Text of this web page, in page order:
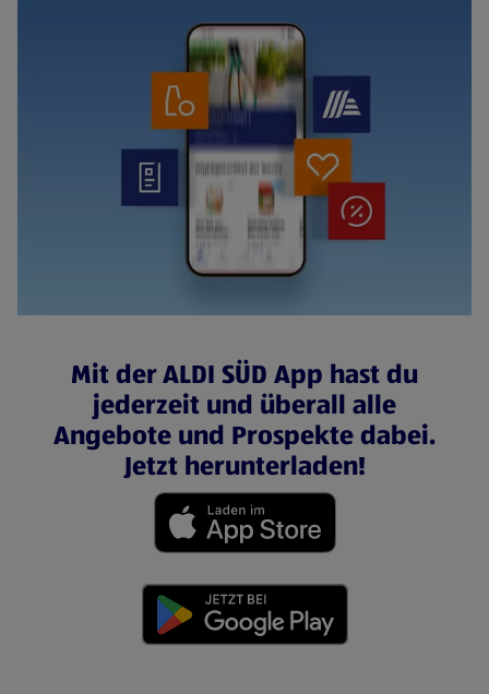
Mit der ALDI SÜD App hast du
jederzeit und überall alle
Angebote und Prospekte dabei.
Jetzt herunterladen!